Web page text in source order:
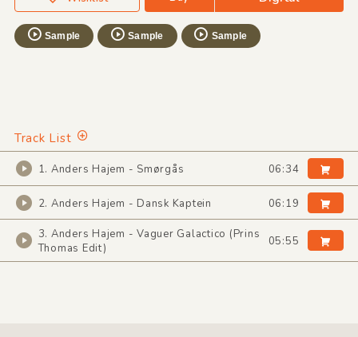
Sample Sample Sample
Track List
1. Anders Hajem - Smørgås 06:34
2. Anders Hajem - Dansk Kaptein 06:19
3. Anders Hajem - Vaguer Galactico (Prins
Thomas Edit)
05:55